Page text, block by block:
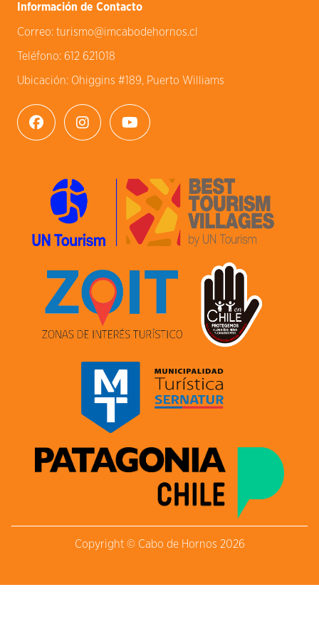
Información de Contacto
Correo: turismo@imcabodehornos.cl
Teléfono: 612 621018
Ubicación: Ohiggins #189, Puerto Williams
Copyright © Cabo de Hornos 2026